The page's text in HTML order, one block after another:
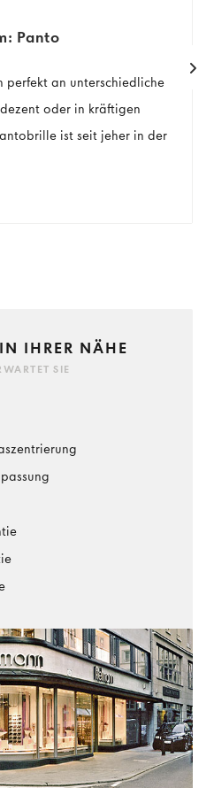
Panto
perfekt an unterschiedliche
oder in kräftigen
ist seit jeher in der
IHRER NÄHE
SIE